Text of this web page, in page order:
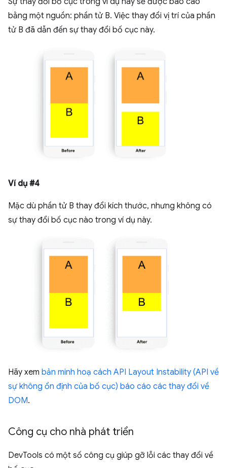
bằng một nguồn: phần tử B. Việc thay đổi vị trí của phần
tử B đã dẫn đến sự thay đổi bố cục này.
Ví dụ #4
Mặc dù phần tử B thay đổi kích thước, nhưng không có
sự thay đổi bố cục nào trong ví dụ này.
Hãy xem bản minh hoạ cách API Layout Instability (API về
sự không ổn định của bố cục) báo cáo các thay đổi về
DOM.
Công cụ cho nhà phát triển
DevTools có một số công cụ giúp gỡ lỗi các thay đổi về